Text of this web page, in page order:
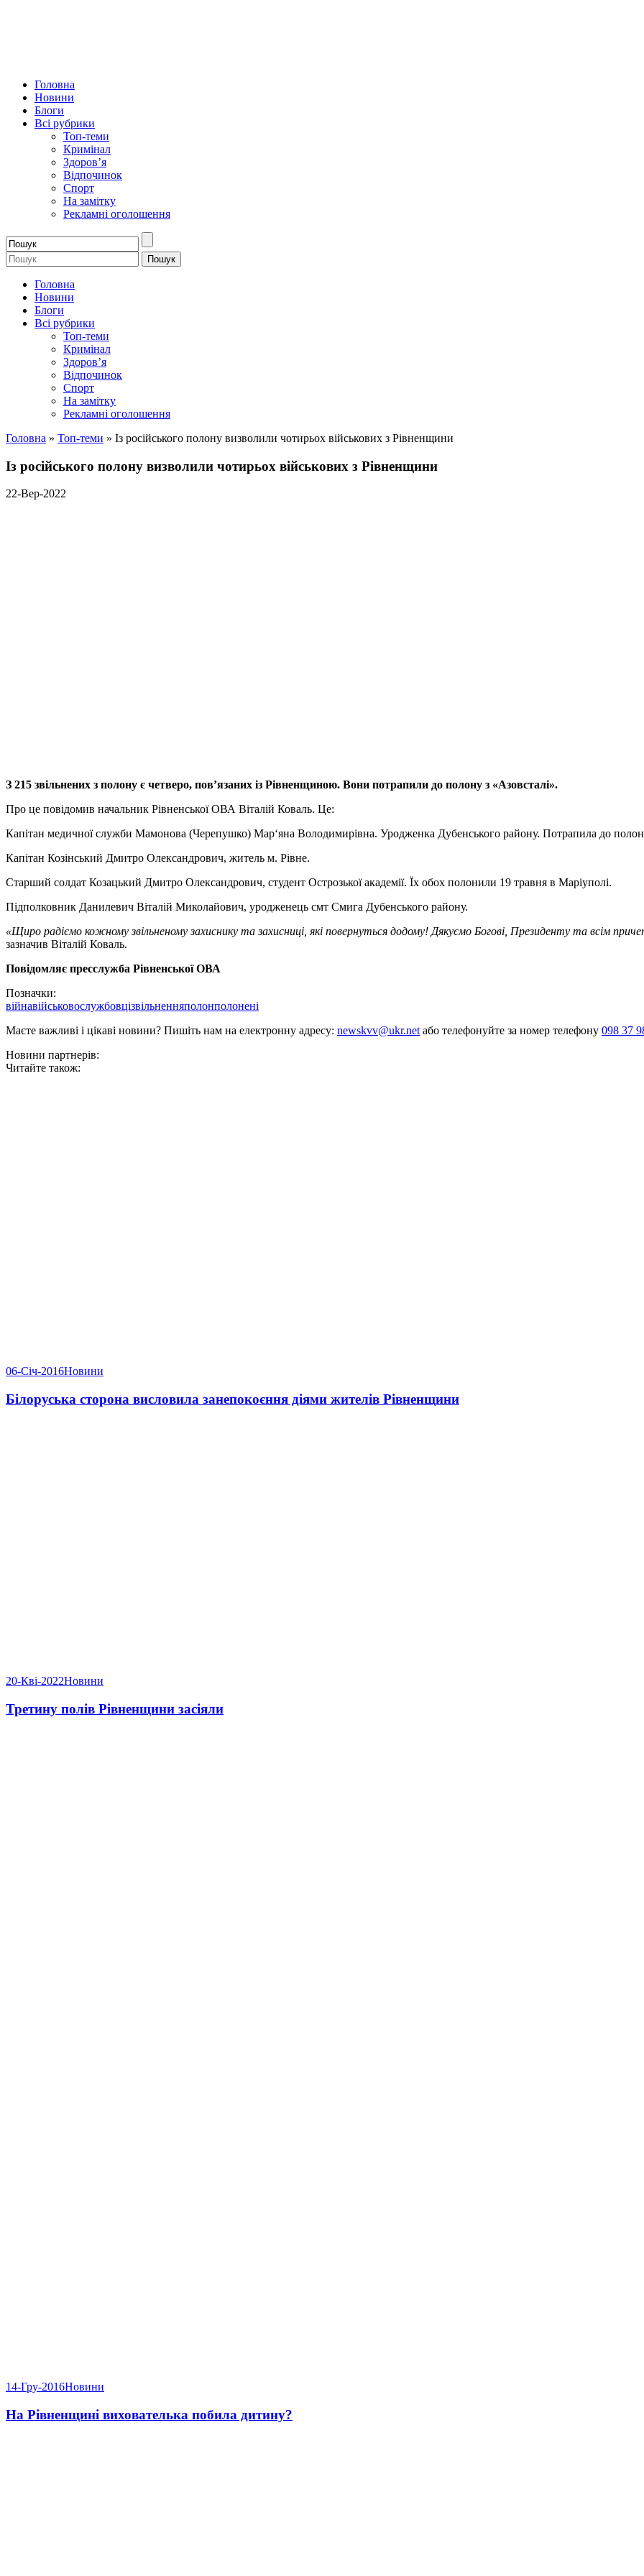
Головна
Новини
Блоги
Всі рубрики
Топ-теми
Кримінал
Здоров’я
Відпочинок
Спорт
На замітку
Рекламні оголошення
Головна
Новини
Блоги
Всі рубрики
Топ-теми
Кримінал
Здоров’я
Відпочинок
Спорт
На замітку
Рекламні оголошення
Головна » Топ-теми » Із російського полону визволили чотирьох військових з Рівненщини
Із російського полону визволили чотирьох військових з Рівненщини
22-Вер-2022
З 215 звільнених з полону є четверо, пов’язаних із Рівненщиною. Вони потрапили до полону з «Азовсталі».
Про це повідомив начальник Рівненської ОВА Віталій Коваль. Це:
Капітан медичної служби Мамонова (Черепушко) Мар‘яна Володимирівна. Уродженка Дубенського району. Потрапила до полону
Капітан Козінський Дмитро Олександрович, житель м. Рівне.
Старший солдат Козацький Дмитро Олександрович, студент Острозької академії. Їх обох полонили 19 травня в Маріуполі.
Підполковник Данилевич Віталій Миколайович, уродженець смт Смига Дубенського району.
«Щиро радіємо кожному звільненому захиснику та захисниці, які повернуться додому! Дякуємо Богові, Президенту та всім
зазначив Віталій Коваль.
Повідомляє пресслужба Рівненської ОВА
Позначки:
війнавійськовослужбовцізвільненняполонполонені
Маєте важливі і цікаві новини? Пишіть нам на електронну адресу: newskvv@ukr.netабо телефонуйте за номер телефону 098 37
Новини партнерів:
Читайте також:
06-Січ-2016Новини
Білоруська сторона висловила занепокоєння діями жителів Рівненщини
20-Кві-2022Новини
Третину полів Рівненщини засіяли
14-Гру-2016Новини
На Рівненщині вихователька побила дитину?